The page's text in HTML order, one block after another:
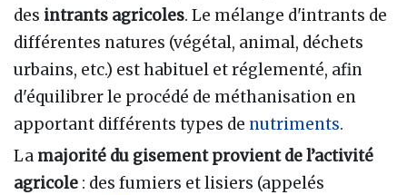
des intrants agricoles. Le mélange d'intrants de
différentes natures (végétal, animal, déchets
urbains, etc.) est habituel et réglementé, afin
d'équilibrer le procédé de méthanisation en
apportant différents types de nutriments.
La majorité du gisement provient de l’activité
agricole : des fumiers et lisiers (appelés